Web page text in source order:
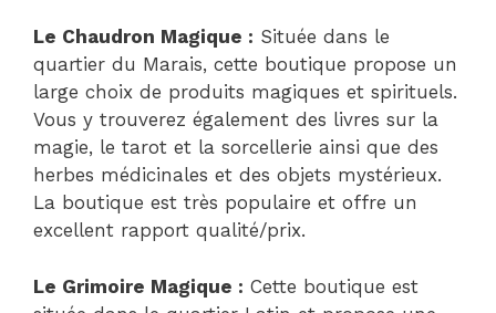
Le Chaudron Magique : Située dans le
quartier du Marais, cette boutique propose un
large choix de produits magiques et spirituels.
Vous y trouverez également des livres sur la
magie, le tarot et la sorcellerie ainsi que des
herbes médicinales et des objets mystérieux.
La boutique est très populaire et offre un
excellent rapport qualité/prix.
Le Grimoire Magique : Cette boutique est